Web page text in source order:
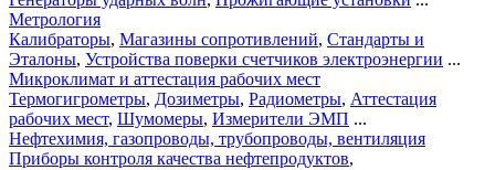
Метрология
Калибраторы, Магазины сопротивлений, Стандарты и
Эталоны, Устройства поверки счетчиков электроэнергии ...
Микроклимат и аттестация рабочих мест
Термогигрометры, Дозиметры, Радиометры, Аттестация
рабочих мест, Шумомеры, Измерители ЭМП ...
Нефтехимия, газопроводы, трубопроводы, вентиляция
Приборы контроля качества нефтепродуктов,